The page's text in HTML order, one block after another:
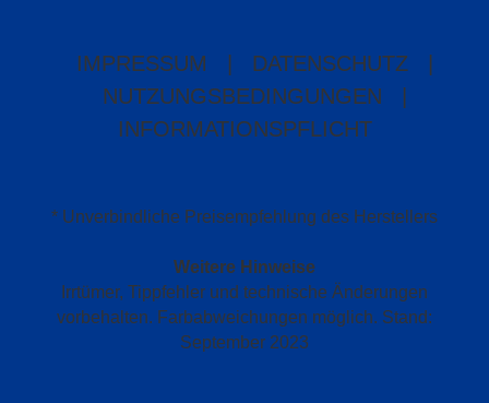
IMPRESSUM DATENSCHUTZ
NUTZUNGSBEDINGUNGEN
INFORMATIONSPFLICHT
* Unverbindliche Preisempfehlung des Herstellers
Weitere Hinweise
Irrtümer, Tippfehler und technische Änderungen
vorbehalten. Farbabweichungen möglich. Stand:
September 2023